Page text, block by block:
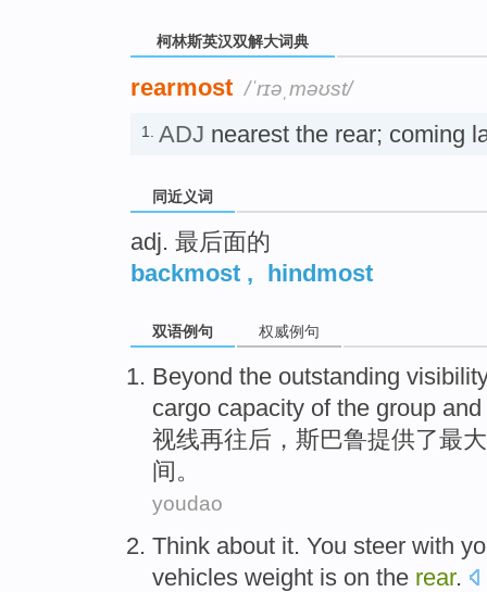
柯林斯英汉双解大词典
rearmost /ˈrɪəˌməʊst/
1. ADJ nearest the rear; coming
同近义词
adj. 最后面的
backmost , hindmost
双语例句 权威例句
Beyond the outstanding visibility
cargo capacity of the group and
视线再往后，斯巴鲁提供了最大
间。
youdao
Think about it. You steer with
vehicles weight is on the rear.